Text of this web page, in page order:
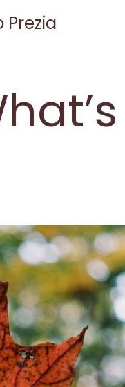
Prezia